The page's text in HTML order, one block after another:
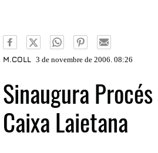
M.COLL 3 de novembre de 2006. 08:26
Sinaugura
Caixa Laietana